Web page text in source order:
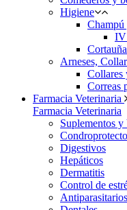
Higiene
Champú
IV
Arneses,
Collares
Correas
Farmacia Veterinaria
Farmacia Veterinaria
Suplementos
Digestivos
Hepáticos
Dermatitis
Control de